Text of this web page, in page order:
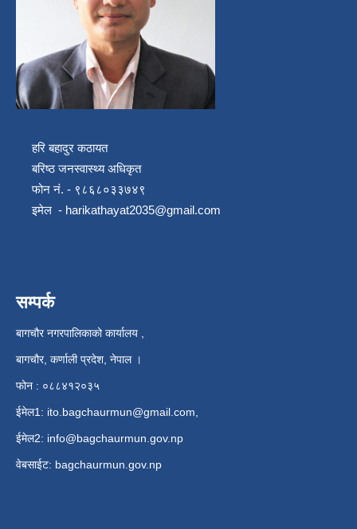
हरि बहादुर कठायत
बरिष्ठ जनस्वास्थ्य अधिकृत
फोन नं. - ९८६८०३३७४९
इमेल - harikathayat2035@gmail.com
सम्पर्क
बागचौर नगरपालिकाको कार्यालय ,
बागचौर, कर्णाली प्रदेश, नेपाल ।
फोन : ०८८४१२०३५
ईमेल1: ito.bagchaurmun@gmail.com
ईमेल2: info@bagchaurmun.gov.np
वे‍बसाईट: bagchaurmun.gov.np